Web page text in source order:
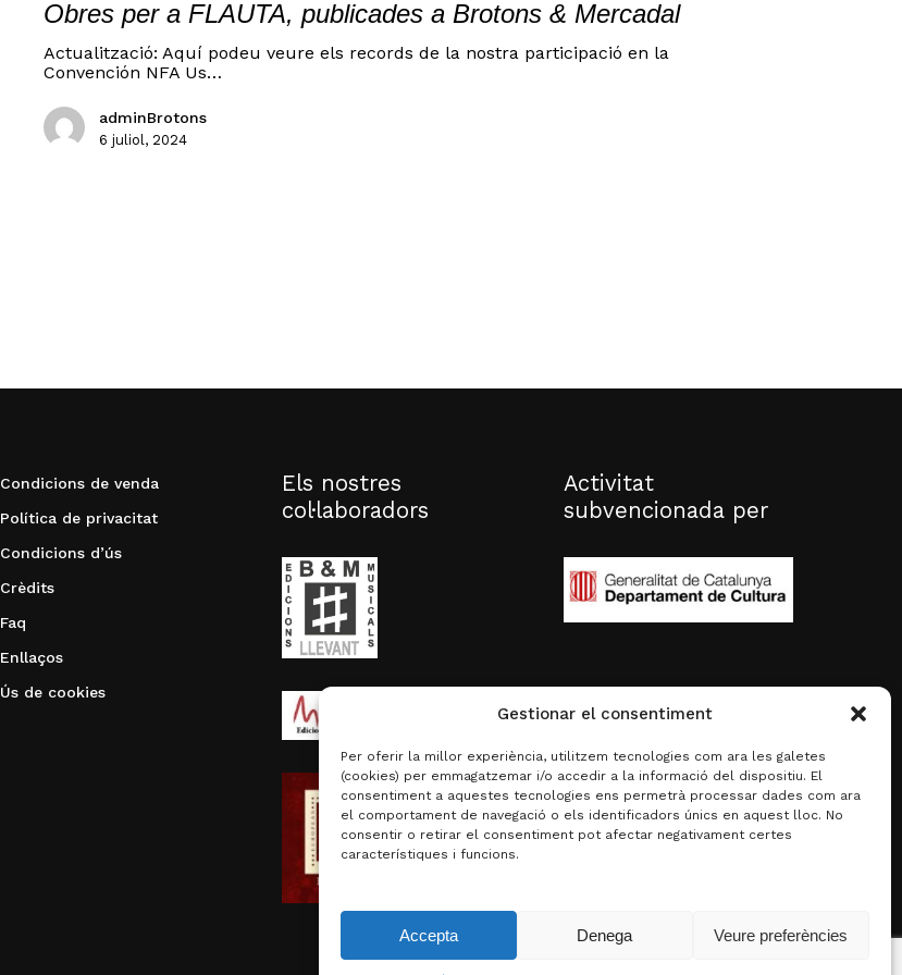
Gestionar el consentiment
Per oferir la millor experiència, utilitzem tecnologies com ara les galetes
(cookies) per emmagatzemar i/o accedir a la informació del dispositiu. El
consentiment a aquestes tecnologies ens permetrà processar dades com ara
el comportament de navegació o els identificadors únics en aquest lloc. No
consentir o retirar el consentiment pot afectar negativament certes
característiques i funcions.
Accepta Denega Veure preferències
Subtotal:
Visualitza la cistella Finalitza la compra
Obres per a FLAUTA, publicades a Brotons & Mercadal
Actualització: Aquí podeu veure els records de la nostra participació en la
Convención NFA Us…
adminBrotons
6 juliol, 2024
Condicions de venda
Política de privacitat
Condicions d’ús
Crèdits
Faq
Enllaços
Ús de cookies
Els nostres
col·laboradors
Activitat
subvencionada per